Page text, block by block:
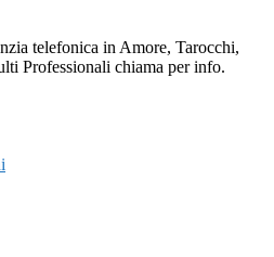
telefonica in Amore, Tarocchi,
Professionali chiama per info.